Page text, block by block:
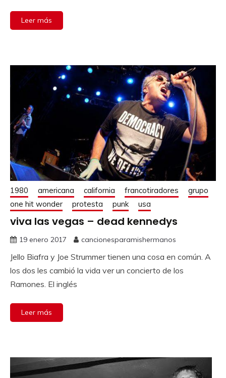
Leer más
1980 americana california francotiradores
grupo
one hit wonder
protesta punk usa
viva las vegas – dead kennedys
19 enero 2017 cancionesparamishermanos
Jello Biafra y Joe Strummer tienen una cosa en común. A
los dos les cambió la vida ver un concierto de los
Ramones. El inglés
Leer más